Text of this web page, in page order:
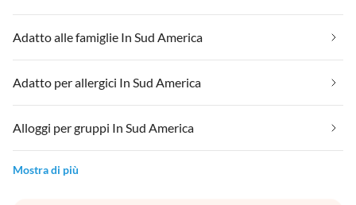
Adatto alle famiglie In Sud America
Adatto per allergici In Sud America
Alloggi per gruppi In Sud America
Mostra di più